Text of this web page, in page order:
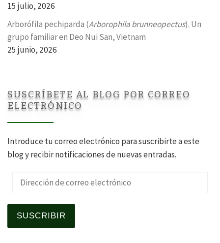
15 julio, 2026
Arborófila pechiparda (Arborophila brunneopectus). Un
grupo familiar en Deo Nui San, Vietnam
25 junio, 2026
SUSCRÍBETE AL BLOG POR CORREO
ELECTRÓNICO
Introduce tu correo electrónico para suscribirte a este
blog y recibir notificaciones de nuevas entradas.
Dirección de correo electrónico
SUSCRIBIR